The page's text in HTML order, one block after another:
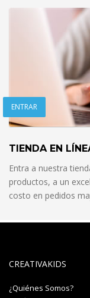
ENTRAR
TIENDA EN
Entra a nuestra
productos, a un
costo en pedidos
CREATIVAKIDS
¿Quiénes Somos?